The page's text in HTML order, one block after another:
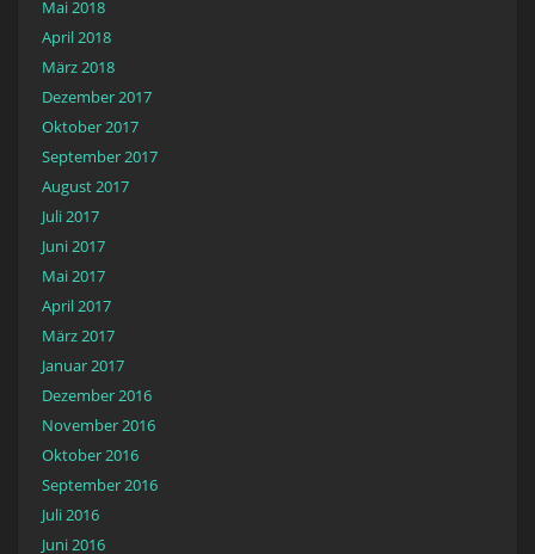
Mai 2018
April 2018
März 2018
Dezember 2017
Oktober 2017
September 2017
August 2017
Juli 2017
Juni 2017
Mai 2017
April 2017
März 2017
Januar 2017
Dezember 2016
November 2016
Oktober 2016
September 2016
Juli 2016
Juni 2016